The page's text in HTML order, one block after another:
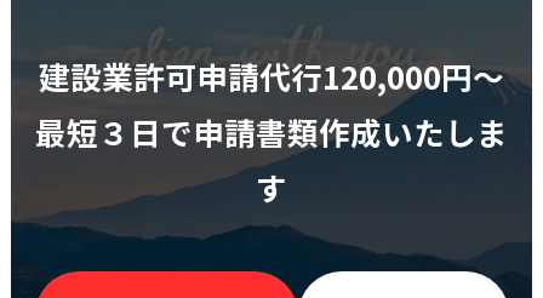
建設業許可申請代行120,000円〜
最短３日で申請書類作成いたしま
す